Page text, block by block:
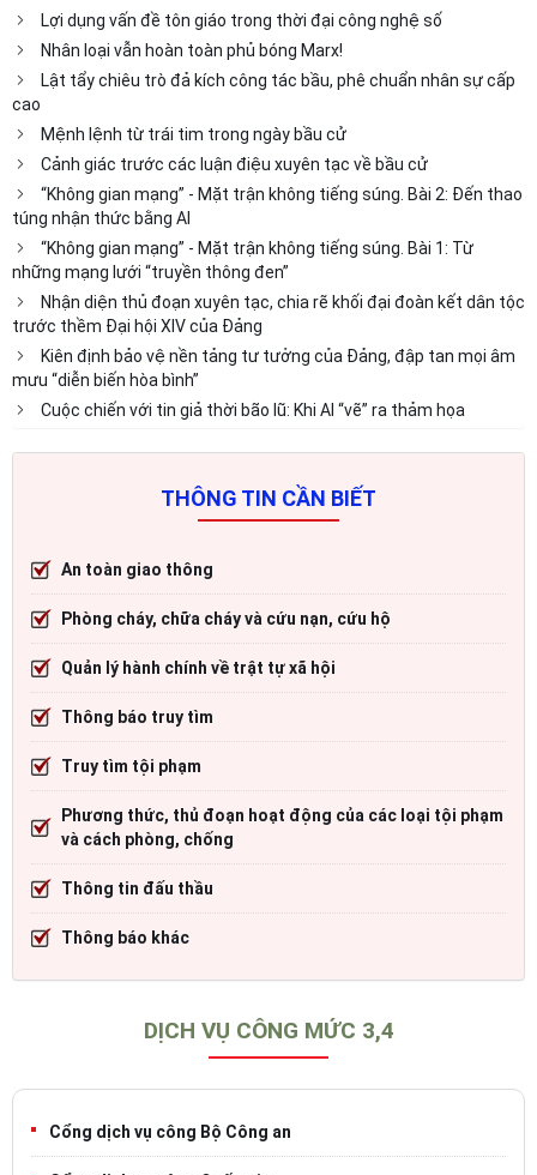
Lợi dụng vấn đề tôn giáo trong thời đại công nghệ số
Nhân loại vẫn hoàn toàn phủ bóng Marx!
Lật tẩy chiêu trò đả kích công tác bầu, phê chuẩn nhân sự cấp
cao
Mệnh lệnh từ trái tim trong ngày bầu cử
Cảnh giác trước các luận điệu xuyên tạc về bầu cử
“Không gian mạng” - Mặt trận không tiếng súng. Bài 2: Đến thao
túng nhận thức bằng AI
“Không gian mạng” - Mặt trận không tiếng súng. Bài 1: Từ
những mạng lưới “truyền thông đen”
Nhận diện thủ đoạn xuyên tạc, chia rẽ khối đại đoàn kết dân tộc
trước thềm Đại hội XIV của Đảng
Kiên định bảo vệ nền tảng tư tưởng của Đảng, đập tan mọi âm
mưu “diễn biến hòa bình”
Cuộc chiến với tin giả thời bão lũ: Khi AI “vẽ” ra thảm họa
THÔNG TIN CẦN BIẾT
An toàn giao thông
Phòng cháy, chữa cháy và cứu nạn, cứu hộ
Quản lý hành chính về trật tự xã hội
Thông báo truy tìm
Truy tìm tội phạm
Phương thức, thủ đoạn hoạt động của các loại tội phạm
và cách phòng, chống
Thông tin đấu thầu
Thông báo khác
DỊCH VỤ CÔNG MỨC 3,4
Cổng dịch vụ công Bộ Công an